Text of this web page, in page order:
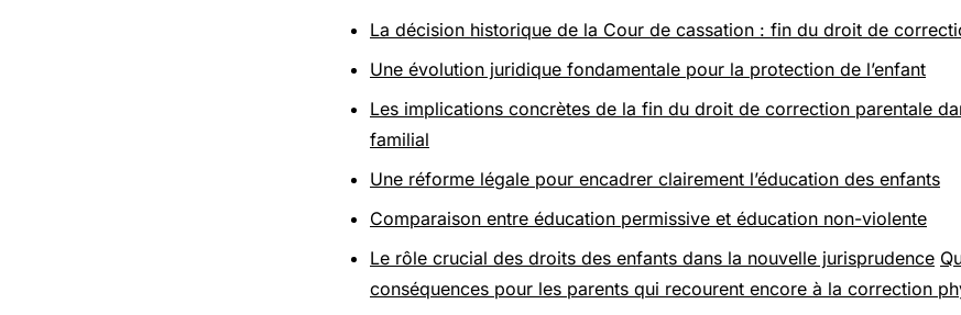
La décision historique de la Cour de cassation : fin du droit de
Une évolution juridique fondamentale pour la protection de l’enfant
Les implications concrètes de la fin du droit de correction parentale
familial
Une réforme légale pour encadrer clairement l’éducation des enfants
Comparaison entre éducation permissive et éducation non-violente
Le rôle crucial des droits des enfants dans la nouvelle jurisprudence
conséquences pour les parents qui recourent encore à la correction